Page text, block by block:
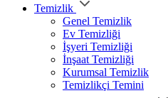
Temizlik
Genel Temizlik
Ev Temizliği
İşyeri Temizliği
İnşaat Temizliği
Kurumsal Temizlik
Temizlikçi Temini